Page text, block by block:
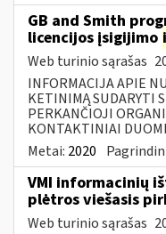
GB and Smith
licencijos įsigijimo
Web turinio sąrašas
INFORMACIJA APIE
KETINIMĄ SUDARYTI
PERKANČIOJI
KONTAKTINIAI
Metai: 2020
VMI informacinių
plėtros viešasis
Web turinio sąrašas